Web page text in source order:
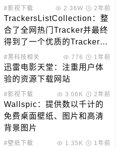
#影视下载 2.36W 2年前
TrackersListCollection：整
合了全网热门Tracker并最终
得到了一个优质的Tracker列
表
#黑科技相关 776 1年前
迅雷电影天堂：注重用户体
验的资源下载网站
#影视下载 3.06K 2年前
Wallspic：提供数以千计的
免费桌面壁纸、图片和高清
背景图片
#壁纸下载 1.35K 1年前